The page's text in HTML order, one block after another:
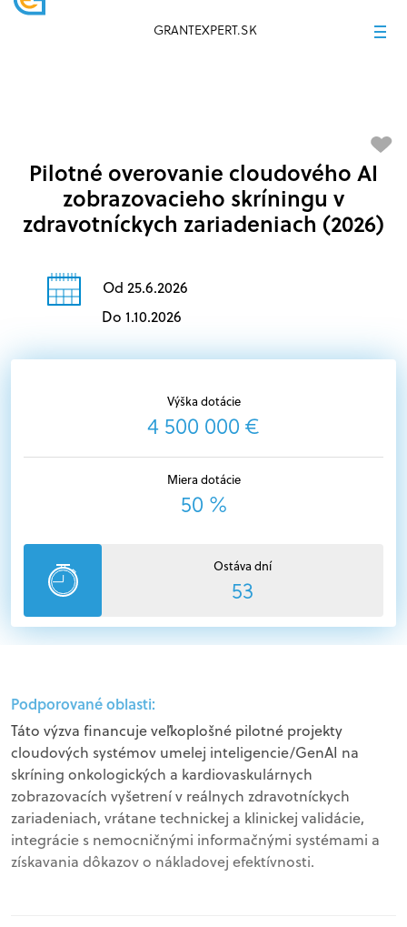
GRANTEXPERT.SK
Výška dotácie
4 500 000 €
Miera dotácie
50 %
Ostáva dní
53
Pilotné overovanie cloudového AI
zobrazovacieho skríningu v
zdravotníckych zariadeniach (2026)
Od 25.6.2026
Do 1.10.2026
Podporované oblasti:
Táto výzva financuje veľkoplošné pilotné projekty
cloudových systémov umelej inteligencie/GenAI na
skríning onkologických a kardiovaskulárnych
zobrazovacích vyšetrení v reálnych zdravotníckych
zariadeniach, vrátane technickej a klinickej validácie,
integrácie s nemocničnými informačnými systémami a
získavania dôkazov o nákladovej efektívnosti.